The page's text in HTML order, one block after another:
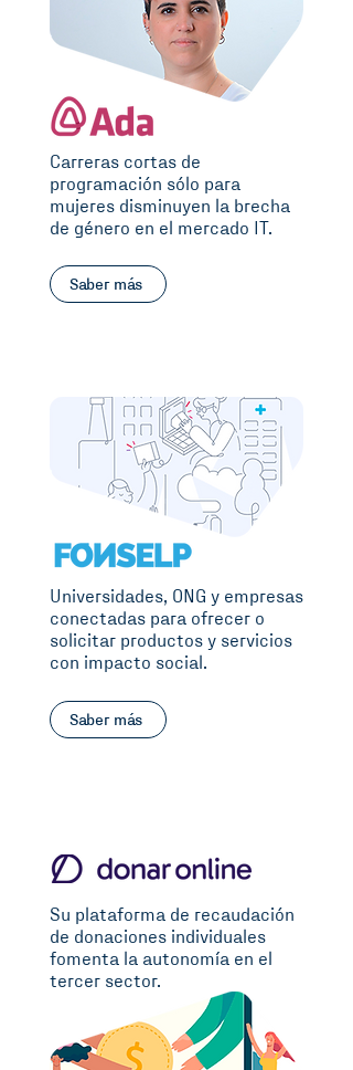
Carreras cortas de
programación sólo para
mujeres disminuyen la brecha
de género en el mercado IT.
Saber más
Universidades, ONG y empresas
conectadas para ofrecer o
solicitar productos y servicios
con impacto social.
Saber más
Su plataforma de recaudación
de donaciones individuales
fomenta la autonomía en el
tercer sector.